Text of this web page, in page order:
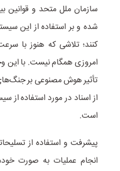
سازمان ملل متحد و قوانین
شده و بر استفاده از این
کنند؛ تلاشی که هنوز با
تأثیر هوش مصنوعی بر
از اسناد در مورد استفاده
است.
پیشرفت و استفاده از
انجام عملیات به صورت